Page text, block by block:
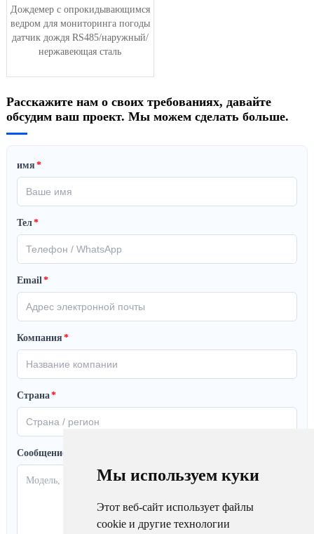
Мы используем куки
Этот веб-сайт использует файлы
cookie и другие технологии
Дождемер с опрокидывающимся
ведром для мониторинга погоды
датчик дождя RS485/наружный/
нержавеющая сталь
Расскажите нам о своих требованиях, давайте
обсудим ваш проект. Мы можем сделать больше.
имя *
Тел*
Email *
Компания *
Страна*
Сообщение